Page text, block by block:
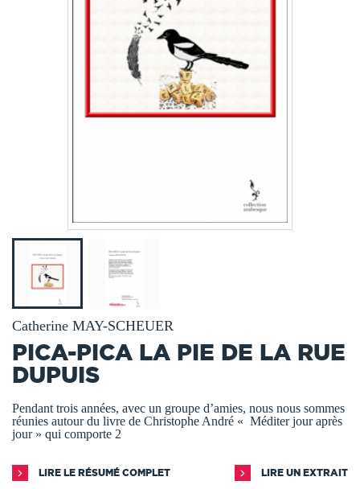
Catherine MAY-SCHEUER
PICA-PICA LA PIE DE LA RUE
DUPUIS
Pendant trois années, avec un groupe d’amies, nous nous sommes
réunies autour du livre de Christophe André « Méditer jour après
jour » qui comporte 2
LIRE LE RÉSUMÉ COMPLET LIRE UN EXTRAIT